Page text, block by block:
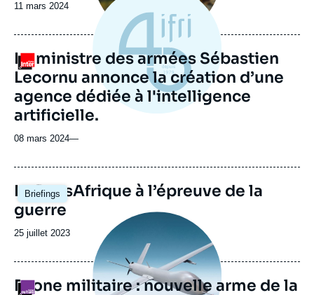
Date
publication
11 mars 2024
Logo
Le ministre des armées Sébastien
Lecornu annonce la création d’une
agence dédiée à l'intelligence
artificielle.
08 mars 2024—
Briefings
Image
principale
La RussAfrique à l’épreuve de la
guerre
Date
publication
25 juillet 2023
Logo
principale
médiatique
Drone militaire : nouvelle arme de la